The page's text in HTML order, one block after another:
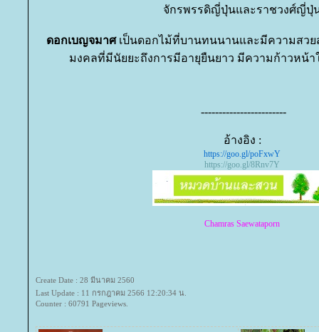
จักรพรรดิญี่ปุ่นและราชวงศ์ญี่ปุ่
ดอกเบญจมาศ เป็นดอกไม้ที่บานทนนานและมีความสวย
มงคลที่มีนัยยะถึงการมีอายุยืนยาว มีความก้าวหน้า
------------------------
อ้างอิง :
https://goo.gl/poFxwY
https://goo.gl/8Rnv7Y
Chamras Saewataporn
Create Date : 28 มีนาคม 2560
Last Update : 11 กรกฎาคม 2566 12:20:34 น.
Counter : 60791 Pageviews.